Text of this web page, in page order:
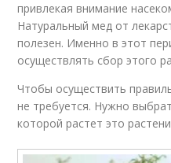
привлекая внимание
Натуральный мед от
полезен. Именно в этот
осуществлять сбор этого
Чтобы осуществить
не требуется. Нужно
которой растет это